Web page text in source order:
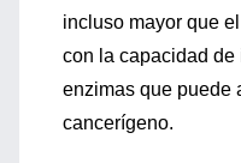
incluso mayor que
con la capacidad
enzimas que puede
cancerígeno.